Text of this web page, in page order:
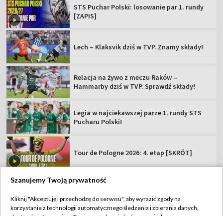
STS Puchar Polski: losowanie par 1. rundy
[ZAPIS]
Lech – Klaksvik dziś w TVP. Znamy składy!
Relacja na żywo z meczu Raków –
Hammarby dziś w TVP. Sprawdź składy!
Legia w najciekawszej parze 1. rundy STS
Pucharu Polski!
Tour de Pologne 2026: 4. etap [SKRÓT]
TVP
Szanujemy Twoją prywatność
Kliknij "Akceptuję i przechodzę do serwisu", aby wyrazić zgody na
korzystanie z technologii automatycznego śledzenia i zbierania danych,